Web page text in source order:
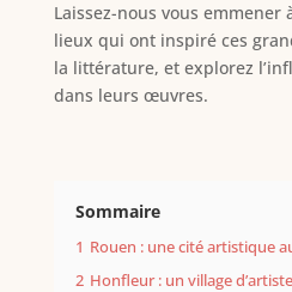
Laissez-nous vous emmener
lieux qui ont inspiré ces
la littérature, et explorez
dans leurs œuvres.
Sommaire
1 Rouen : une cité artistique
2 Honfleur : un village